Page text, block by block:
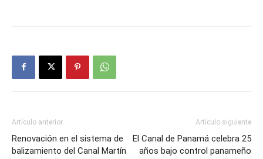
Artículo anterior
Renovación en el sistema de
balizamiento del Canal Martín
Artículo siguiente
El Canal de Panamá celebra 25
años bajo control panameño